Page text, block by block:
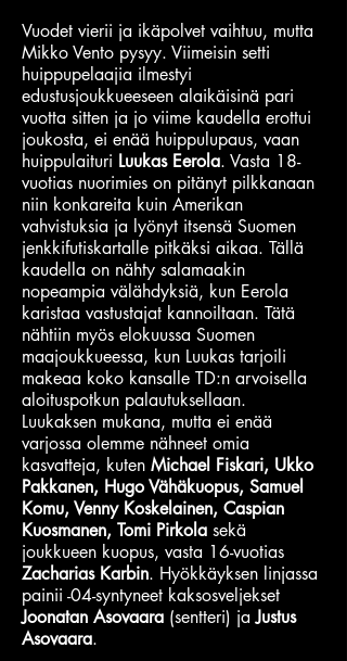
Vuodet vierii ja ikäpolvet vaihtuu, mutta
Mikko Vento pysyy. Viimeisin setti
huippupelaajia ilmestyi
edustusjoukkueeseen alaikäisinä pari
vuotta sitten ja jo viime kaudella erottui
joukosta, ei enää huippulupaus, vaan
huippulaituri Luukas Eerola. Vasta 18-
vuotias nuorimies on pitänyt pilkkanaan
niin konkareita kuin Amerikan
vahvistuksia ja lyönyt itsensä Suomen
jenkkifutiskartalle pitkäksi aikaa. Tällä
kaudella on nähty salamaakin
nopeampia välähdyksiä, kun Eerola
karistaa vastustajat kannoiltaan. Tätä
nähtiin myös elokuussa Suomen
maajoukkueessa, kun Luukas tarjoili
makeaa koko kansalle TD:n arvoisella
aloituspotkun palautuksellaan.
Luukaksen mukana, mutta ei enää
varjossa olemme nähneet omia
kasvatteja, kuten Michael Fiskari, Ukko
Pakkanen, Hugo Vähäkuopus, Samuel
Komu, Venny Koskelainen, Caspian
Kuosmanen, Tomi Pirkola sekä
joukkueen kuopus, vasta 16-vuotias
Zacharias Karbin. Hyökkäyksen linjassa
painii -04-syntyneet kaksosveljekset
Joonatan Asovaara (sentteri) jaJustus
Asovaara.